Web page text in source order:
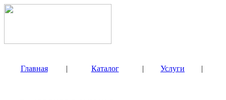
Главная | Каталог | Услуги |